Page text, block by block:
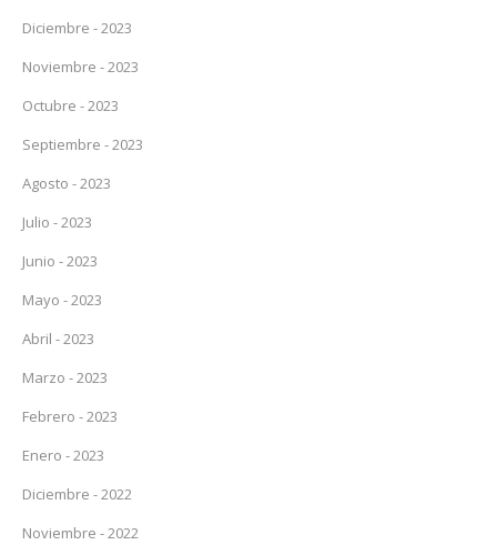
Diciembre - 2023
Noviembre - 2023
Octubre - 2023
Septiembre - 2023
Agosto - 2023
Julio - 2023
Junio - 2023
Mayo - 2023
Abril - 2023
Marzo - 2023
Febrero - 2023
Enero - 2023
Diciembre - 2022
Noviembre - 2022